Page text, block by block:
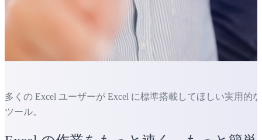
多くの Excel ユーザーが Excel に標準搭載してほしい実用的な
ツール。